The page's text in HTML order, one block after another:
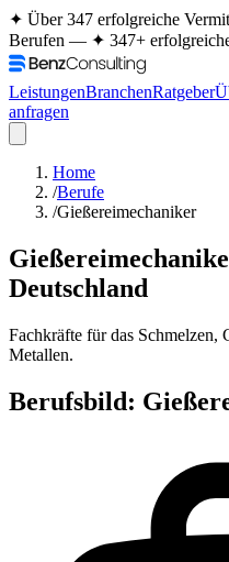
✦ Über 347 erfolgreiche
Berufen — ✦ 347+
LeistungenBranchenRatgeber
anfragen
Home
/Berufe
/Gießereimechaniker
Deutschland
Fachkräfte für das Schmelzen,
Metallen.
Berufsbild: